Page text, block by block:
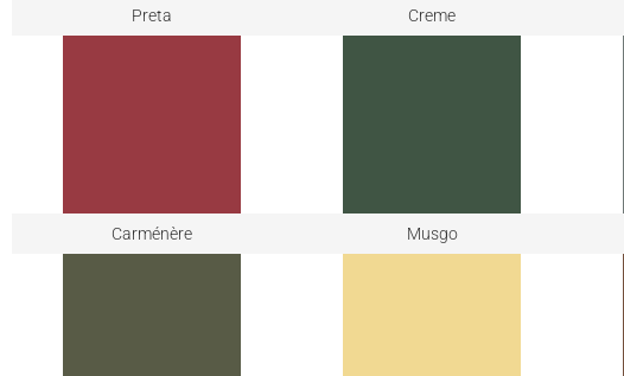
Preta Creme
Carménère Musgo